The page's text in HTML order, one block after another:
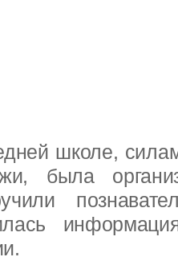
школе,
была